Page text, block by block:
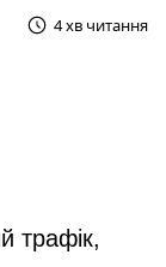
4 хв читання
трафік,